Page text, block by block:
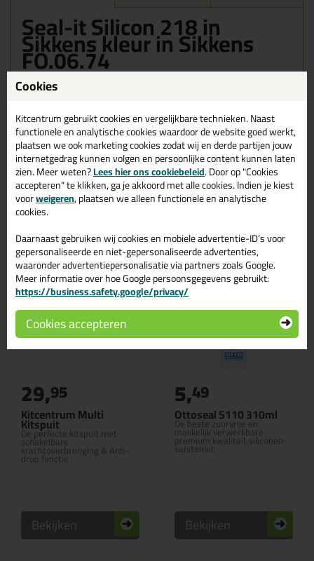
Seal-it Silicon 218 in
Sikkens kleur in Sikkens
FO.06.74
Bestel de Seal-it Silicon 218 in Sikkens kleur in Sikkens FO.06.74
vandaag nog! Vandaag besteld = morgen in huis.
Wil je meer weten over de toepassing en kenmerken van dit
product?Lees alles over dit product >
Gerelateerde producten
Kitcentrum Multi
Kitspuit
De perfecte kitspuit met
schakelbare
krachtoverbrenging & Anti-
drup functie
29,95
Bekijken
Ottoseal S110 310ml
De beste zuurvrije en
makkelijk verwerkbare
premium kwaliteit siliconen-
sanitairkit
5,49
Bekijken
Cookies
Kitcentrum gebruikt cookies en vergelijkbare technieken. Naast
functionele en analytische cookies waardoor de website goed werkt,
plaatsen we ook marketing cookies zodat wij en derde partijen jouw
internetgedrag kunnen volgen en persoonlijke content kunnen laten
zien. Meer weten?Lees hier ons cookiebeleid. Door op "Cookies
accepteren" te klikken, ga je akkoord met alle cookies. Indien je kiest
voorweigeren, plaatsen we alleen functionele en analytische
cookies.
Daarnaast gebruiken wij cookies en mobiele advertentie-ID’s voor
gepersonaliseerde en niet-gepersonaliseerde advertenties,
waaronder advertentiepersonalisatie via partners zoals Google.
Meer informatie over hoe Google persoonsgegevens gebruikt:
https://business.safety.google/privacy/
Cookies accepteren